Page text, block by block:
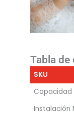
Tabla
SKU
Capacidad
Instalación